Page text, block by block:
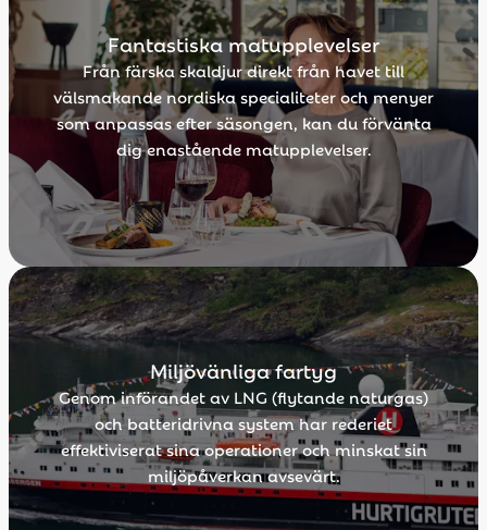
Fantastiska matupplevelser
Från färska skaldjur direkt från havet till
välsmakande nordiska specialiteter och menyer
som anpassas efter säsongen, kan du förvänta
dig enastående matupplevelser.
Miljövänliga fartyg
Genom införandet av LNG (flytande naturgas)
och batteridrivna system har rederiet
effektiviserat sina operationer och minskat sin
miljöpåverkan avsevärt.